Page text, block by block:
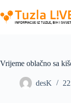
to
content
Vrijeme oblačno sa
desK